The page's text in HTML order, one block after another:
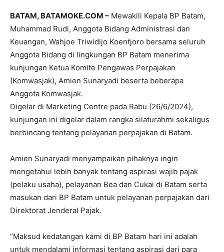
BATAM, BATAMOKE.COM – Mewakili Kepala BP Batam,
Muhammad Rudi, Anggota Bidang Administrasi dan
Keuangan, Wahjoe Triwidijo Koentjoro bersama seluruh
Anggota Bidang di lingkungan BP Batam menerima
kunjungan Ketua Komite Pengawas Perpajakan
(Komwasjak), Amien Sunaryadi beserta beberapa
Anggota Komwasjak.
Digelar di Marketing Centre pada Rabu (26/6/2024),
kunjungan ini digelar dalam rangka silaturahmi sekaligus
berbincang tentang pelayanan perpajakan di Batam.
Amien Sunaryadi menyampaikan pihaknya ingin
mengetahui lebih banyak tentang aspirasi wajib pajak
(pelaku usaha), pelayanan Bea dan Cukai di Batam serta
masukan dari BP Batam untuk pelayanan perpajakan dari
Direktorat Jenderal Pajak.
“Maksud kedatangan kami di BP Batam hari ini adalah
untuk mendalami informasi tentang aspirasi dari para